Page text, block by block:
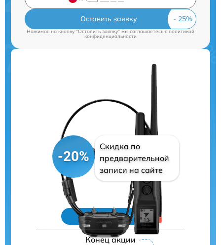
Оставить заявку
Нажимая на кнопку "Оставить заявку" Вы соглашаетесь cполитикой
конфиденциальности
-20%
Скидка по
предварительной
записи на сайте
Цены на ремонт
Конец акции